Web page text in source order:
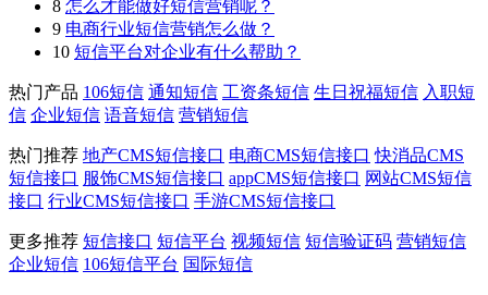
8 怎么才能做好短信营销呢？
9 电商行业短信营销怎么做？
10 短信平台对企业有什么帮助？
热门产品 106短信 通知短信 工资条短信 生日祝福短信 入职短
信 企业短信 语音短信 营销短信
热门推荐 地产CMS短信接口 电商CMS短信接口 快消品CMS
短信接口 服饰CMS短信接口 appCMS短信接口 网站CMS短信
接口 行业CMS短信接口 手游CMS短信接口
更多推荐 短信接口 短信平台 视频短信 短信验证码 营销短信
企业短信 106短信平台 国际短信